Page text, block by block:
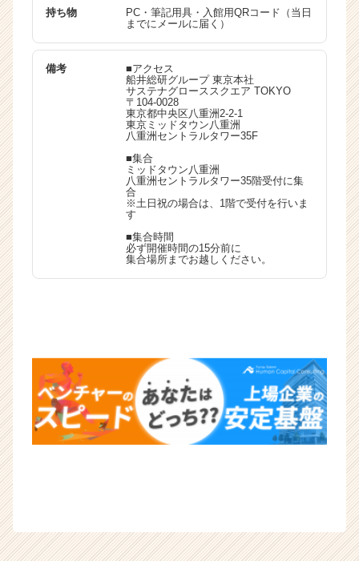
く
就
活
イ
ト
チ
ア
キ
ャ
リ
ア
（C
e
e
r
r）
持ち物
PC・筆記用具・入館用QRコード（当日
までにメールに届く）
備考
■アクセス
船井総研グループ 東京本社
サステナグローススクエア TOKYO
〒104-0028
東京都中央区八重洲2-2-1
東京ミッドタウン八重洲
八重洲セントラルタワー35F
■集合
ミッドタウン八重洲
八重洲セントラルタワー35階受付に集
合
※土日祝の場合は、1階で受付を行いま
す
■集合時間
必ず開催時間の15分前に
集合場所までお越しください。